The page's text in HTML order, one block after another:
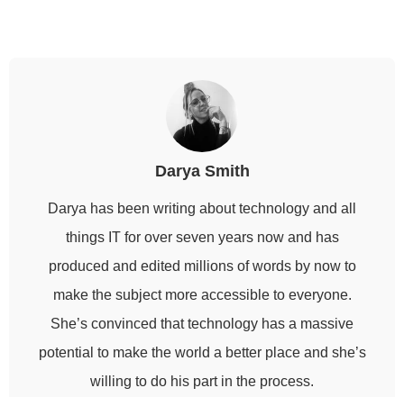
Darya Smith
Darya has been writing about technology and all
things IT for over seven years now and has
produced and edited millions of words by now to
make the subject more accessible to everyone.
She’s convinced that technology has a massive
potential to make the world a better place and she’s
willing to do his part in the process.